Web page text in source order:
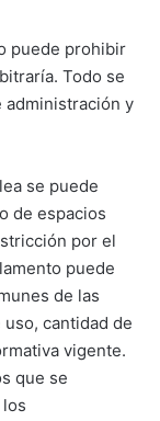
puede prohibir
Todo se
administración y
se puede
de espacios
por el
puede
de las
cantidad de
vigente.
que se